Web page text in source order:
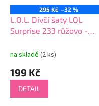
295 Kč –32 %
L.O.L. Dívčí šaty LOL
Surprise 233 růžovo -
na skladě (2 ks)
199 Kč
DETAIL